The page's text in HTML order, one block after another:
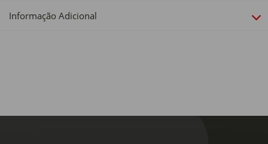
interior fácil de limpar transforma a rotina em algo mais
(Enchimento)
Informação Adicional